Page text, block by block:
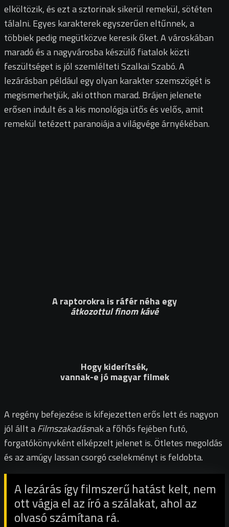
elköltözik, és ezt a sztorinak sikerül remekül, sötéten
tálalni. Egyes karakterek egyszerűen eltűnnek, a
többiek pedig megütközve keresik őket. A városkában
maradó és a nagyvárosba készülő fiatalok közti
feszültséget is jól szemlélteti Szalkai Szabó. A
lezárásban például egy olyan karakter szemszögét is
megismerhetjük, aki otthon marad. Brájen jelenete
erősen indult és a kis monológja ütős és velős, amit
remekül tetézett paranoiája a világvége árnyékéban.
A raptorokra is ráfér néha egy
átkozottul finom kávé
Hogy kiderítsék,
vannak-e jó magyar filmek
A regény befejezése is kifejezetten erős lett és nagyon
jól állt aFilmszakadásnak a főhős fejében futó,
forgatókönyvként elképzelt jelenet is. Ötletes megoldás
és az amúgy lassan csorgó cselekményt is feldobta.
A lezárás így filmszerű hatást kelt, nem
ott vágja el az író a szálakat, ahol az
olvasó számítana rá.